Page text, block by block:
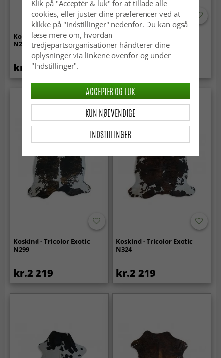
Koskind - Tricolor Exotic
N284
kr.2 219
N297
Koskind - Tricolor Exotic
N299
kr.2 219
Koskind - Tricolor Exotic
N324
kr.2 219
Klik på "Acceptér & luk" for at tillade alle
cookies, eller juster dine præferencer ved at
klikke på "Indstillinger" nedenfor. Du kan også
læse mere om, hvordan
tredjepartsorganisationer håndterer dine
oplysninger via linkene ovenfor og under
"Indstillinger".
INDSTILLINGER
KUN NØDVENDIGE
ACCEPTER OG LUK